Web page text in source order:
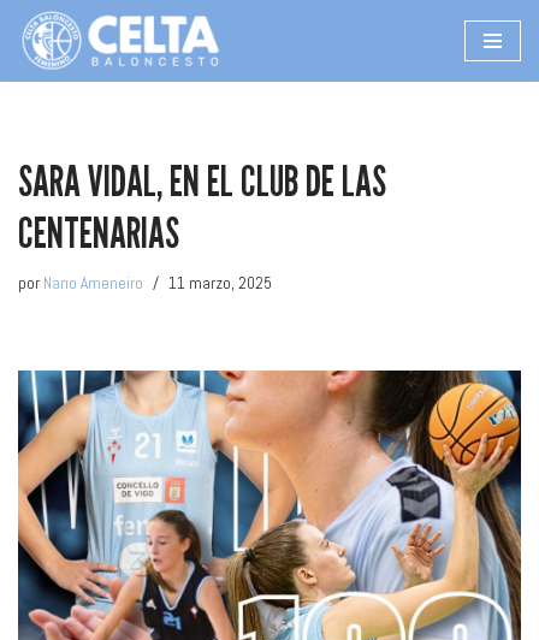
Saltar
SARA VIDAL, EN EL CLUB DE LAS
CENTENARIAS
por Nano Ameneiro 11 marzo, 2025